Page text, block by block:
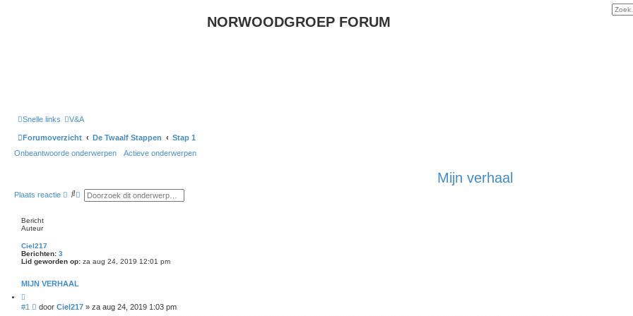
NORWOODGROEP FORUM
Snelle links V&A
Forumoverzicht De Twaalf Stappen Stap 1
Onbeantwoorde onderwerpen Actieve onderwerpen
Mijn verhaal
Plaats reactie
Z U
i
k
e
Bericht
Auteur
Ciel217
Berichten: 3
Lid geworden op: za aug 24, 2019 12:01 pm
MIJN VERHAAL
i
t
#1
Bdoor Ciel217 » za aug 24, 2019 1:03 pm